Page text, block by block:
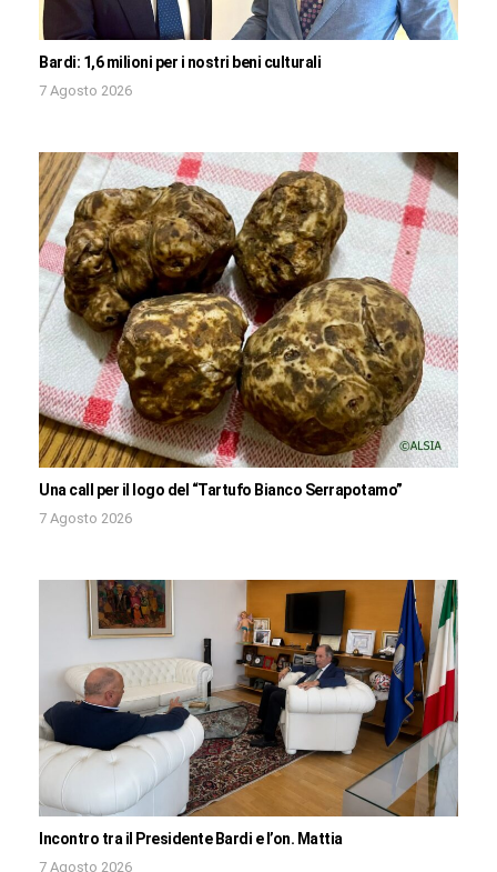
Bardi: 1,6 milioni per i nostri beni culturali
7 Agosto 2026
Una call per il logo del “Tartufo Bianco Serrapotamo”
7 Agosto 2026
Incontro tra il Presidente Bardi e l’on. Mattia
7 Agosto 2026